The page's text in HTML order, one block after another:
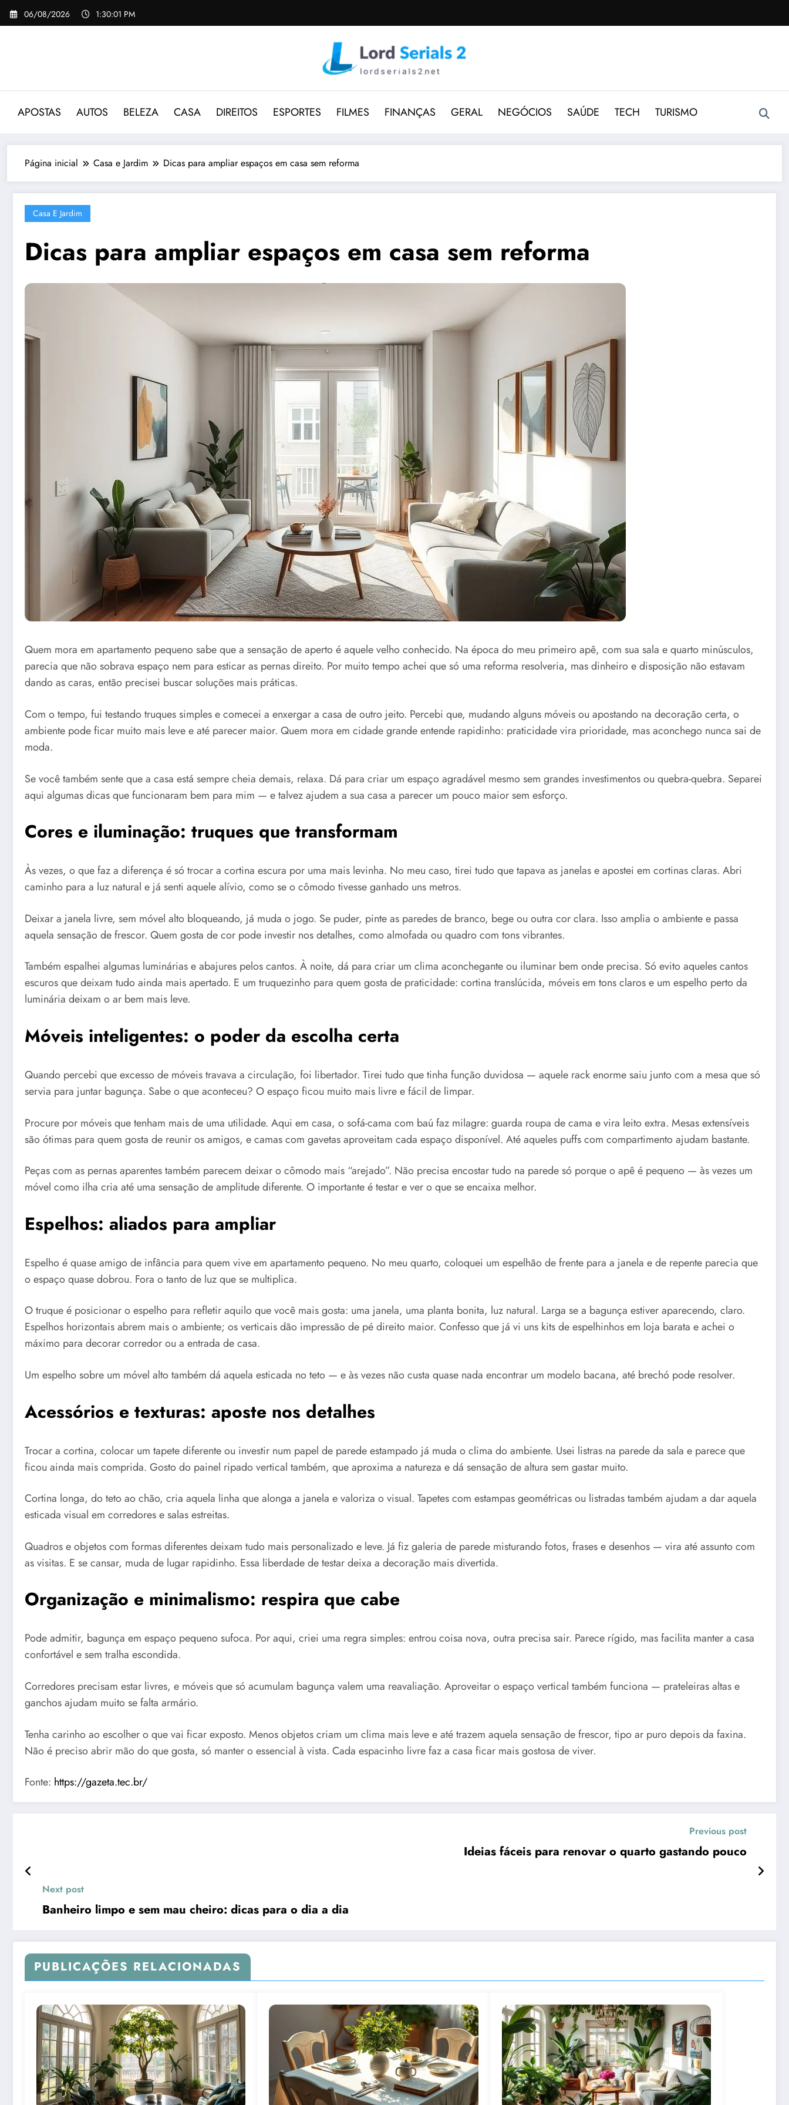
Pular
para
06/08/2026 1:30:02 PM
APOSTAS AUTOS BELEZA CASA DIREITOS ESPORTES FILMES FINANÇAS GERAL NEGÓCIOS SAÚDE TECH TURISMO
Página inicial Casa e Jardim Dicas para ampliar espaços em casa sem reforma
Casa E Jardim
Dicas para ampliar espaços em casa sem reforma
Quem mora em apartamento pequeno sabe que a sensação de aperto é aquele velho conhecido. Na época do meu primeiro apê, com sua sala e quarto minúsculos,
parecia que não sobrava espaço nem para esticar as pernas direito. Por muito tempo achei que só uma reforma resolveria, mas dinheiro e disposição não estavam
dando as caras, então precisei buscar soluções mais práticas.
Com o tempo, fui testando truques simples e comecei a enxergar a casa de outro jeito. Percebi que, mudando alguns móveis ou apostando na decoração certa, o
ambiente pode ficar muito mais leve e até parecer maior. Quem mora em cidade grande entende rapidinho: praticidade vira prioridade, mas aconchego nunca sai de
moda.
Se você também sente que a casa está sempre cheia demais, relaxa. Dá para criar um espaço agradável mesmo sem grandes investimentos ou quebra-quebra. Separei
aqui algumas dicas que funcionaram bem para mim — e talvez ajudem a sua casa a parecer um pouco maior sem esforço.
Cores e iluminação: truques que transformam
Às vezes, o que faz a diferença é só trocar a cortina escura por uma mais levinha. No meu caso, tirei tudo que tapava as janelas e apostei em cortinas claras. Abri
caminho para a luz natural e já senti aquele alívio, como se o cômodo tivesse ganhado uns metros.
Deixar a janela livre, sem móvel alto bloqueando, já muda o jogo. Se puder, pinte as paredes de branco, bege ou outra cor clara. Isso amplia o ambiente e passa
aquela sensação de frescor. Quem gosta de cor pode investir nos detalhes, como almofada ou quadro com tons vibrantes.
Também espalhei algumas luminárias e abajures pelos cantos. À noite, dá para criar um clima aconchegante ou iluminar bem onde precisa. Só evito aqueles cantos
escuros que deixam tudo ainda mais apertado. E um truquezinho para quem gosta de praticidade: cortina translúcida, móveis em tons claros e um espelho perto da
luminária deixam o ar bem mais leve.
Móveis inteligentes: o poder da escolha certa
Quando percebi que excesso de móveis travava a circulação, foi libertador. Tirei tudo que tinha função duvidosa — aquele rack enorme saiu junto com a mesa que só
servia para juntar bagunça. Sabe o que aconteceu? O espaço ficou muito mais livre e fácil de limpar.
Procure por móveis que tenham mais de uma utilidade. Aqui em casa, o sofá-cama com baú faz milagre: guarda roupa de cama e vira leito extra. Mesas extensíveis
são ótimas para quem gosta de reunir os amigos, e camas com gavetas aproveitam cada espaço disponível. Até aqueles puffs com compartimento ajudam bastante.
Peças com as pernas aparentes também parecem deixar o cômodo mais “arejado”. Não precisa encostar tudo na parede só porque o apê é pequeno — às vezes um
móvel como ilha cria até uma sensação de amplitude diferente. O importante é testar e ver o que se encaixa melhor.
Espelhos: aliados para ampliar
Espelho é quase amigo de infância para quem vive em apartamento pequeno. No meu quarto, coloquei um espelhão de frente para a janela e de repente parecia que
o espaço quase dobrou. Fora o tanto de luz que se multiplica.
O truque é posicionar o espelho para refletir aquilo que você mais gosta: uma janela, uma planta bonita, luz natural. Larga se a bagunça estiver aparecendo, claro.
Espelhos horizontais abrem mais o ambiente; os verticais dão impressão de pé direito maior. Confesso que já vi uns kits de espelhinhos em loja barata e achei o
máximo para decorar corredor ou a entrada de casa.
Um espelho sobre um móvel alto também dá aquela esticada no teto — e às vezes não custa quase nada encontrar um modelo bacana, até brechó pode resolver.
Acessórios e texturas: aposte nos detalhes
Trocar a cortina, colocar um tapete diferente ou investir num papel de parede estampado já muda o clima do ambiente. Usei listras na parede da sala e parece que
ficou ainda mais comprida. Gosto do painel ripado vertical também, que aproxima a natureza e dá sensação de altura sem gastar muito.
Cortina longa, do teto ao chão, cria aquela linha que alonga a janela e valoriza o visual. Tapetes com estampas geométricas ou listradas também ajudam a dar aquela
esticada visual em corredores e salas estreitas.
Quadros e objetos com formas diferentes deixam tudo mais personalizado e leve. Já fiz galeria de parede misturando fotos, frases e desenhos — vira até assunto com
as visitas. E se cansar, muda de lugar rapidinho. Essa liberdade de testar deixa a decoração mais divertida.
Organização e minimalismo: respira que cabe
Pode admitir, bagunça em espaço pequeno sufoca. Por aqui, criei uma regra simples: entrou coisa nova, outra precisa sair. Parece rígido, mas facilita manter a casa
confortável e sem tralha escondida.
Corredores precisam estar livres, e móveis que só acumulam bagunça valem uma reavaliação. Aproveitar o espaço vertical também funciona — prateleiras altas e
ganchos ajudam muito se falta armário.
Tenha carinho ao escolher o que vai ficar exposto. Menos objetos criam um clima mais leve e até trazem aquela sensação de frescor, tipo ar puro depois da faxina.
Não é preciso abrir mão do que gosta, só manter o essencial à vista. Cada espacinho livre faz a casa ficar mais gostosa de viver.
Fonte: https://gazeta.tec.br/
Previous post
Ideias fáceis para renovar o quarto gastando pouco
Next post
Banheiro limpo e sem mau cheiro: dicas para o dia a dia
PUBLICAÇÕES RELACIONADAS